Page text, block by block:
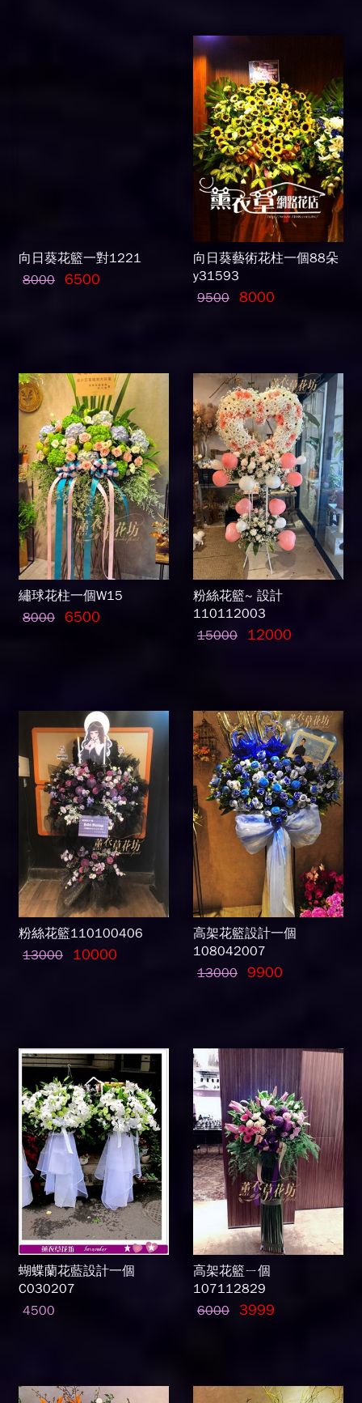
向日葵花籃一對1221
8000 6500
向日葵藝術花柱一個88朵
y31593
9500 8000
繡球花柱一個W15
8000 6500
粉絲花籃~ 設計
110112003
15000
12000
粉絲花籃110100406
13000
10000
高架花籃設計一個
108042007
13000 9900
蝴蝶蘭花藍設計一個
C030207
4500
高架花籃ㄧ個
107112829
6000
3999